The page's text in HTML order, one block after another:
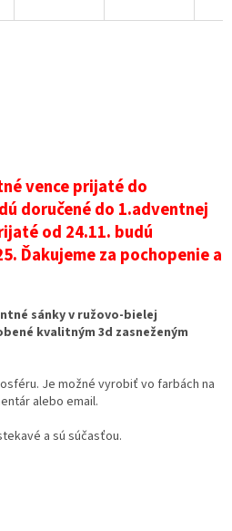
vence prijaté do
doručené do 1.adventnej
od 24.11. budú
Ďakujeme za pochopenie a
sánky v ružovo-bielej
kvalitným 3d zasneženým
Je možné vyrobiť vo farbách na
alebo email.
a sú súčasťou.